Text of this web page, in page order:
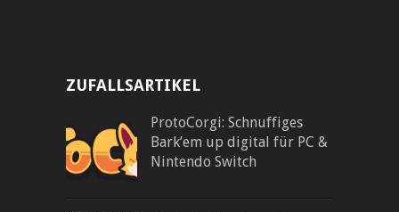
ZUFALLSARTIKEL
ProtoCorgi: Schnuffiges
Bark’em up digital für PC &
Nintendo Switch